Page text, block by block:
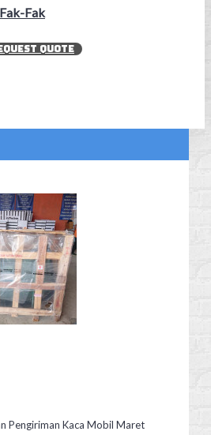
Fak
QUOTE
Pengiriman Kaca Mobil Maret